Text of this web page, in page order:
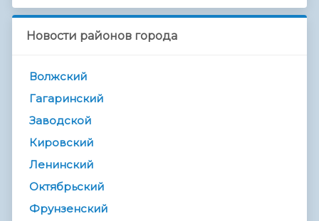
Новости районов города
Волжский
Гагаринский
Заводской
Кировский
Ленинский
Октябрьский
Фрунзенский